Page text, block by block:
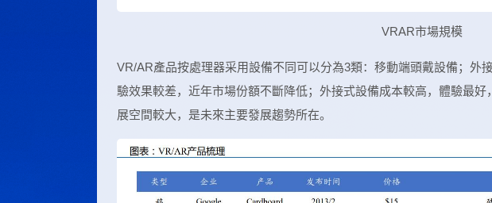
VRAR市場規模
VR/AR產品按處理器采用設備不同可以分為3類：移動端頭戴設備；外
驗效果較差，近年市場份額不斷降低；外接式設備成本較高，體驗最
展空間較大，是未來主要發展趨勢所在。